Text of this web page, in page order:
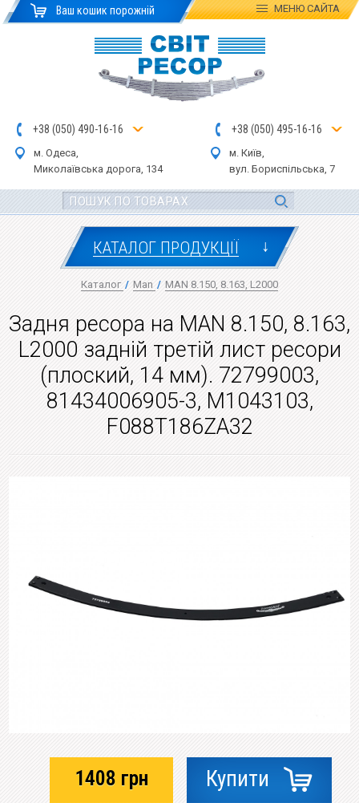
Ваш кошик порожній МЕНЮСАЙТА
+38 (050) 490-16-16
м. Одеса,
Миколаївська дорога, 134
+38 (050) 495-16-16
м. Київ,
вул. Бориспільська, 7
КАТАЛОГ ПРОДУКЦІЇ ↓
Каталог / Man / MAN 8.150, 8.163, L2000
Задня ресора на MAN 8.150, 8.163,
L2000 задній третій лист ресори
(плоский, 14 мм). 72799003,
81434006905-3, M1043103,
F088T186ZA32
1408 грн Купити